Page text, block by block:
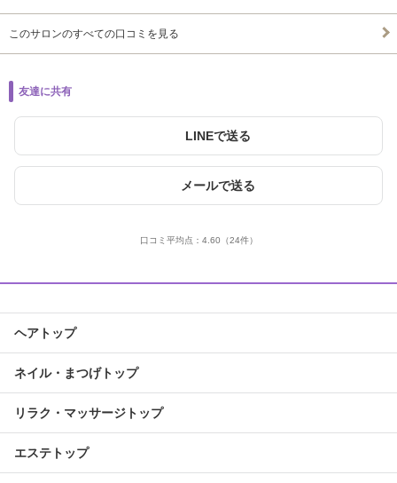
このサロンのすべての口コミを見る
友達に共有
LINEで送る
メールで送る
口コミ平均点： 4.60 （24件）
ヘアトップ
ネイル・まつげトップ
リラク・マッサージトップ
エステトップ